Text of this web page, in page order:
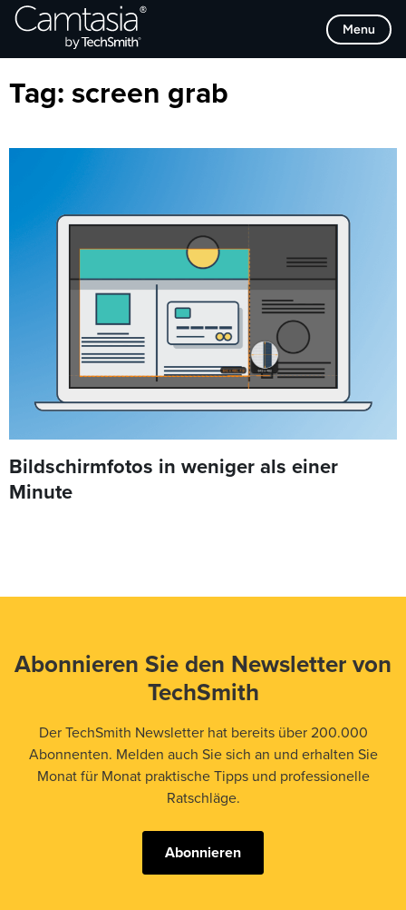
Direkt
zum
Menu
Browse Categories
Tag: screen grab
Bildschirmfotos in weniger als einer
Minute
Abonnieren Sie den Newsletter von
TechSmith
Der TechSmith Newsletter hat bereits über 200.000
Abonnenten. Melden auch Sie sich an und erhalten Sie
Monat für Monat praktische Tipps und professionelle
Ratschläge.
Abonnieren